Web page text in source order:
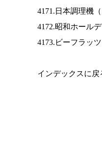
4171.日本調理機（
4172.昭和ホール
4173.ビーフラッ
インデックスに戻